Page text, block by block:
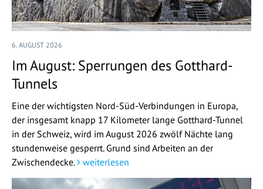
6. AUGUST 2026
Im August: Sperrungen des Gotthard-
Tunnels
Eine der wichtigsten Nord-Süd-Verbindungen in Europa,
der insgesamt knapp 17 Kilometer lange Gotthard-Tunnel
in der Schweiz, wird im August 2026 zwölf Nächte lang
stundenweise gesperrt. Grund sind Arbeiten an der
Zwischendecke.
weiterlesen